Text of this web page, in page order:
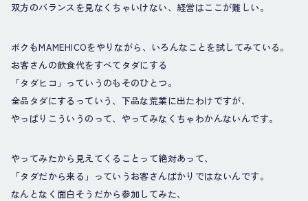
双方のバランスを見なくちゃいけない、経営はここが難しい。
ボクもMAMEHICOをやりながら、いろんなことを試してみている。
お客さんの飲食代をすべてタダにする
「タダヒコ」っていうのもそのひとつ。
全品タダにするっていう、下品な荒業に出たわけですが、
やっぱりこういうのって、やってみなくちゃわかんないんです。
やってみたから見えてくることって絶対あって、
「タダだから来る」っていうお客さんばかりではないんです。
なんとなく面白そうだから参加してみた、